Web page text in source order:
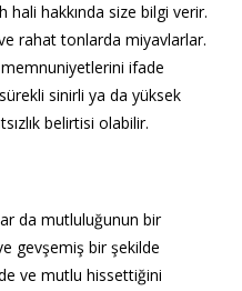
hali hakkında size bilgi verir.
rahat tonlarda miyavlarlar.
ifade
sinirli ya da yüksek
belirtisi olabilir.
da mutluluğunun bir
gevşemiş bir şekilde
ve mutlu hissettiğini